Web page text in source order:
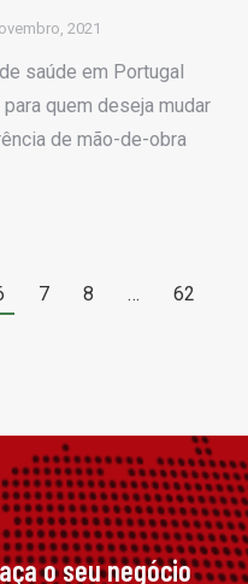
2021
saúde em Portugal
quem deseja mudar
de mão-de-obra
7 8 …
62
o seu negócio